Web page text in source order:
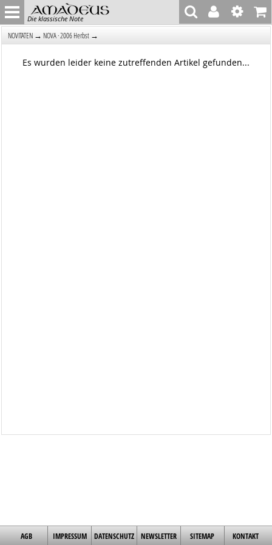
Die klassische Note
NOVITÄTEN → NOVA · 2006 Herbst →
Es wurden leider keine zutreffenden Artikel gefunden...
AGB IMPRESSUM DATENSCHUTZ NEWSLETTER SITEMAP KONTAKT